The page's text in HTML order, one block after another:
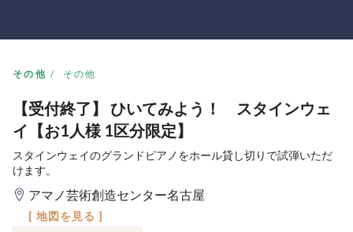
その他 その他
【受付終了】 ひいてみよう！ スタインウェ
イ【お1人様 1区分限定】
スタインウェイのグランドピアノをホール貸し切りで試弾いただ
けます。
アマノ芸術創造センター名古屋
[ 地図を見る ]